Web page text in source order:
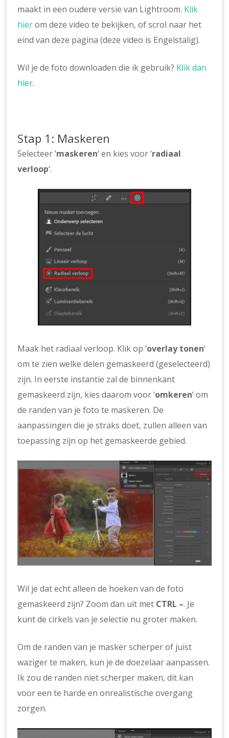
maakt in een oudere versie van Lightroom. Klik
hierom deze video te bekijken, of scrol naar het
eind van deze pagina (deze video is Engelstalig).
Wil je de foto downloaden die ik gebruik? Klik dan
hier.
Stap 1: Maskeren
Selecteer ‘maskeren‘ en kies voor ‘radiaal
verloop‘.
Maak het radiaal verloop. Klik op ‘overlay tonen‘
om te zien welke delen gemaskeerd (geselecteerd)
zijn. In eerste instantie zal de binnenkant
gemaskeerd zijn, kies daarom voor ‘omkeren‘ om
de randen van je foto te maskeren. De
aanpassingen die je straks doet, zullen alleen van
toepassing zijn op het gemaskeerde gebied.
Wil je dat echt alleen de hoeken van de foto
gemaskeerd zijn? Zoom dan uit met CTRL –. Je
kunt de cirkels van je selectie nu groter maken.
Om de randen van je masker scherper of juist
waziger te maken, kun je de doezelaar aanpassen.
Ik zou de randen niet scherper maken, dit kan
voor een te harde en onrealistische overgang
zorgen.